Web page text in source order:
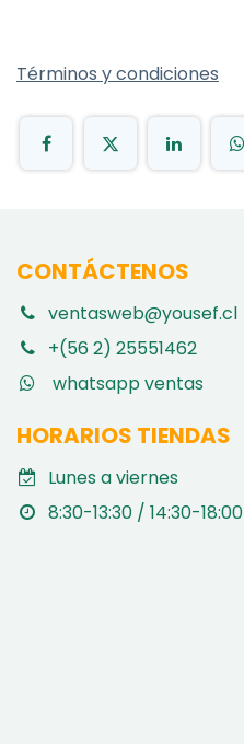
Términos y condiciones
CONTÁCTENOS
ventasweb@yousef.cl
+(56 2) 25551462
whatsapp ventas
HORARIOS TIENDAS
Lunes a viernes
8:30-13:30 / 14:30-18:00